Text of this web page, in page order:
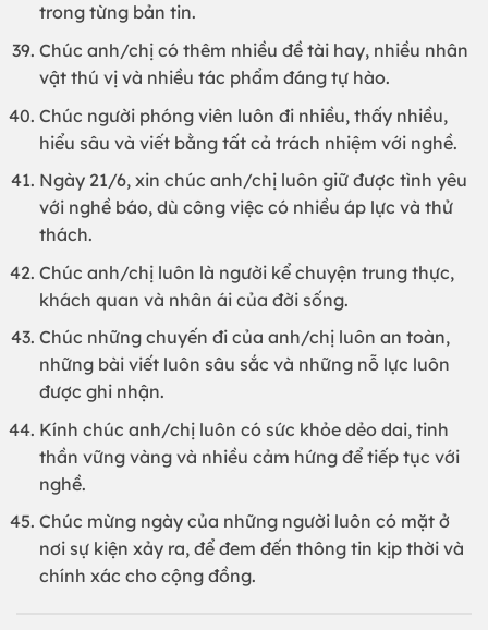
trong từng bản tin.
Chúc anh/chị có thêm nhiều đề tài hay, nhiều nhân
vật thú vị và nhiều tác phẩm đáng tự hào.
Chúc người phóng viên luôn đi nhiều, thấy nhiều,
hiểu sâu và viết bằng tất cả trách nhiệm với nghề.
Ngày 21/6, xin chúc anh/chị luôn giữ được tình yêu
với nghề báo, dù công việc có nhiều áp lực và thử
thách.
Chúc anh/chị luôn là người kể chuyện trung thực,
khách quan và nhân ái của đời sống.
Chúc những chuyến đi của anh/chị luôn an toàn,
những bài viết luôn sâu sắc và những nỗ lực luôn
được ghi nhận.
Kính chúc anh/chị luôn có sức khỏe dẻo dai, tinh
thần vững vàng và nhiều cảm hứng để tiếp tục với
nghề.
Chúc mừng ngày của những người luôn có mặt ở
nơi sự kiện xảy ra, để đem đến thông tin kịp thời và
chính xác cho cộng đồng.